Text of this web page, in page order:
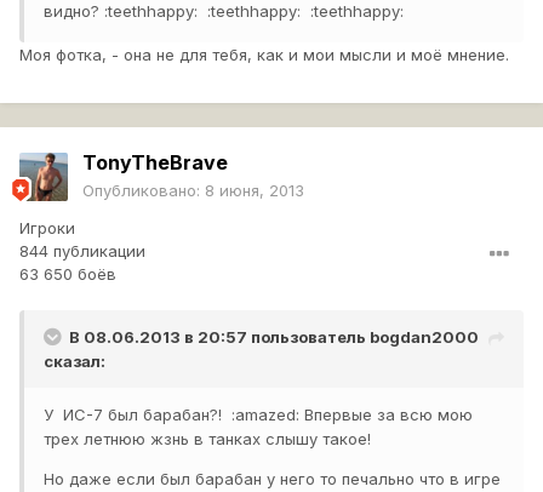
видно? :teethhappy: :teethhappy: :teethhappy:
Моя фотка, - она не для тебя, как и мои мысли и моё мнение.
TonyTheBrave
Опубликовано: 8 июня, 2013
Игроки
844 публикации
63 650 боёв
В 08.06.2013 в 20:57 пользователь bogdan2000
сказал:
У ИС-7 был барабан?! :amazed: Впервые за всю мою
трех летнюю жзнь в танках слышу такое!
Но даже если был барабан у него то печально что в игре